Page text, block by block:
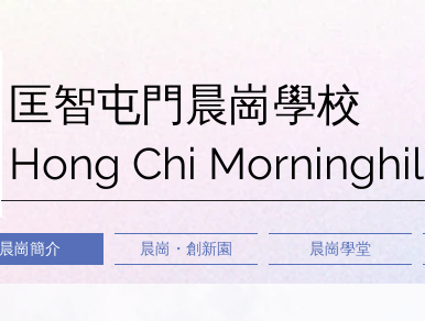
匡智屯門晨崗學校
Hong Chi
晨崗簡介 晨崗・創新園 晨崗學堂